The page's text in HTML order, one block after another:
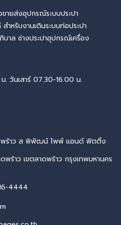
ายส่งอุปกรณ์ระบบประปา
ำหรับงานเดินระบบท่อประปา
บาล ช่างประปาอุปกรณ์เครื่อง
. วันเสาร์ 07.30-16.00 น.
พร้าว ส พิพัฒน์ ไพพ์ แอนด์ ฟิตติ้ง
ร้าว เขตลาดพร้าว กรุงเทพมหานคร
4444